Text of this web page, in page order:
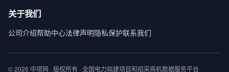
关于我们
公司介绍帮助中心法律声明隐私保护联系我们
© 2026 中项网 · 版权所有 · 全国电力拟建项目和招采商机数据服务平台